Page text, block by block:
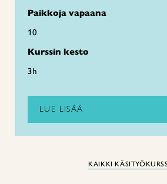
Paikkoja vapaana
10
Kurssin kesto
3h
LUE LISÄÄ
KAIKKI